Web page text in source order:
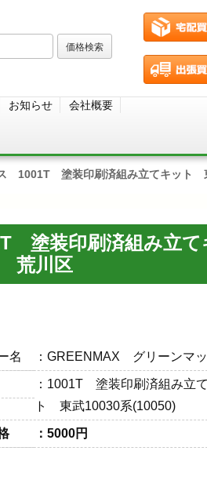
お知らせ 会社概要
1001T 塗装印刷済組み立てキット
塗装印刷済組み立て
荒川区
名 GREENMAX グリーンマ
1001T 塗装印刷済組み立
ト 東武10030系(10050)
5000円